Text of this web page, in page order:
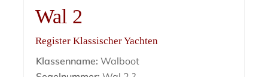
Wal 2
Register Klassischer Yachten
Klassenname: Walboot